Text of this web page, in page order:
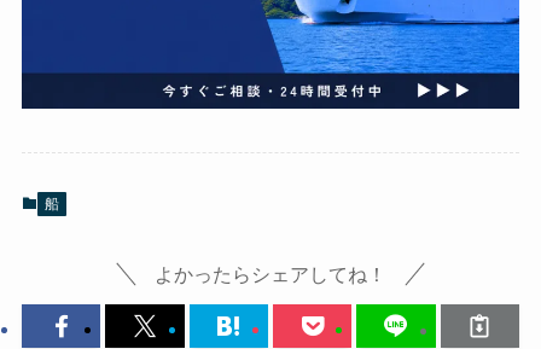
船
よかったらシェアしてね！